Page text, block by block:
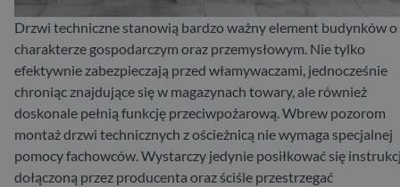
Drzwi techniczne stanowią bardzo ważny element budynków o
charakterze gospodarczym oraz przemysłowym. Nie tylko
efektywnie zabezpieczają przed włamywaczami, jednocześnie
chroniąc znajdujące się w magazynach towary, ale również
doskonale pełnią funkcję przeciwpożarową. Wbrew pozorom
montaż drzwi technicznych z ościeżnicą nie wymaga specjalnej
pomocy fachowców. Wystarczy jedynie posiłkować się
dołączoną przez producenta oraz ściśle przestrzegać